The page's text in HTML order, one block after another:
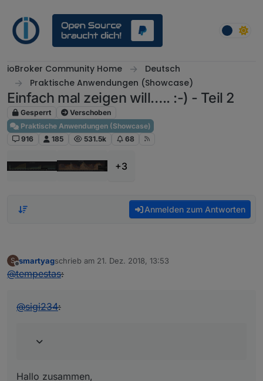
ioBroker Community Home
Deutsch
Praktische Anwendungen (Showcase)
Einfach mal zeigen will….. :-) - Teil 2
Gesperrt
Verschoben
Praktische Anwendungen (Showcase)
916
185 531.5k 68
+3
Anmelden zum Antworten
S
Offline
smartyagschrieb am 21. Dez. 2018, 13:53
zuletzt editiert von
@tempestas:
@sigi234:
Hallo zusammen,